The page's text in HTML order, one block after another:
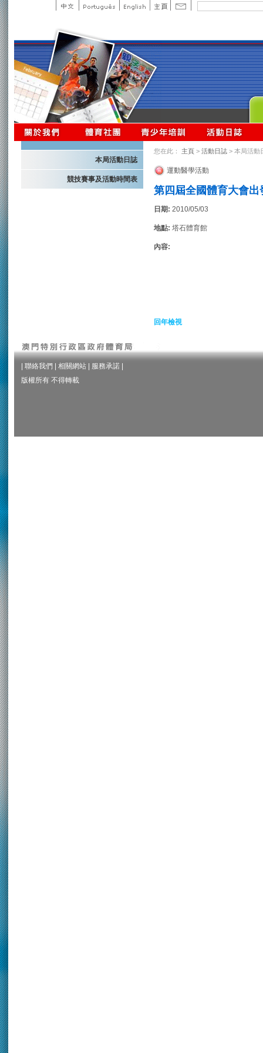
本局活動日誌
競技賽事及活動時間表
您在此： 主頁 > 活動日誌 > 本局活動
運動醫學活動
第四屆全國體育大會出
日期: 2010/05/03
地點: 塔石體育館
內容:
回年檢視
聯絡我們 相關網站 服務承諾
版權所有 不得轉載